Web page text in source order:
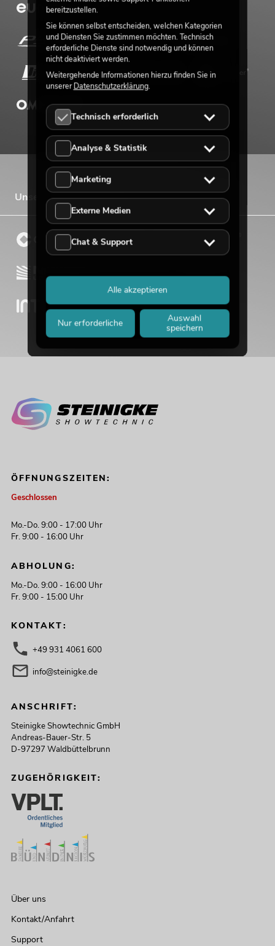
Unsere Vertriebsmarken
ÖFFNUNGSZEITEN:
Geschlossen
Mo.-Do. 9:00 - 17:00 Uhr
Fr. 9:00 - 16:00 Uhr
ABHOLUNG:
Mo.-Do. 9:00 - 16:00 Uhr
Fr. 9:00 - 15:00 Uhr
KONTAKT:
+49 931 4061 600
info@steinigke.de
ANSCHRIFT:
Steinigke Showtechnic GmbH
Andreas-Bauer-Str. 5
D-97297 Waldbüttelbrunn
ZUGEHÖRIGKEIT:
Über uns
Kontakt/Anfahrt
Support
bereitzustellen.
Sie können selbst entscheiden, welchen Kategorien
und Diensten Sie zustimmen möchten. Technisch
erforderliche Dienste sind notwendig und können
nicht deaktiviert werden.
Weitergehende Informationen hierzu finden Sie in
unsererDatenschutzerklärung.
Technisch erforderlich
Analyse & Statistik
Marketing
Externe Medien
Chat & Support
Nur erforderliche
Auswahl
speichern
Alle akzeptieren